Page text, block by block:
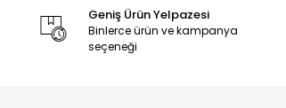
Geniş Ürün Yelpazesi
Binlerce ürün ve kampanya
seçeneği